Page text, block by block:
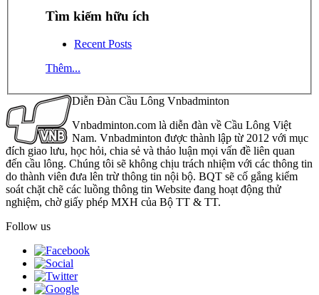
Tìm kiếm hữu ích
Recent Posts
Thêm...
Diễn Đàn Cầu Lông Vnbadminton
Vnbadminton.com là diễn đàn về Cầu Lông Việt
Nam. Vnbadminton được thành lập từ 2012 với mục
đích giao lưu, học hỏi, chia sẻ và thảo luận mọi vấn đề liên quan
đến cầu lông. Chúng tôi sẽ không chịu trách nhiệm với các thông tin
do thành viên đưa lên trừ thông tin nội bộ. BQT sẽ cố gắng kiểm
soát chặt chẽ các luồng thông tin Website đang hoạt động thử
nghiệm, chờ giấy phép MXH của Bộ TT & TT.
Follow us